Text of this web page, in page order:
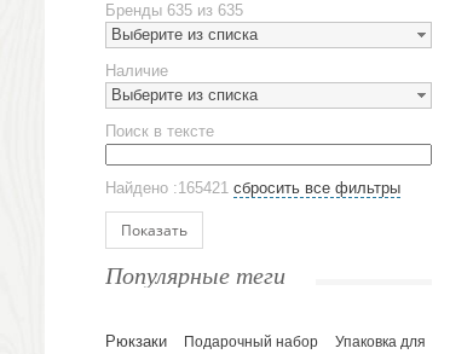
Наборы посуды
Предметы сервировки
Стаканы
Эко кружки
ЕВРОПОСУДА
Аксессуары
Ежедневники и блокноты
Датированные ежедневники
Планинги и телефонные книжки
Бренды 635 из 635
Выберите из списка
Наличие
Выберите из списка
Поиск в тексте
Найдено :165421 сбросить все фильтры
Показать
Популярные теги
Рюкзаки Подарочный набор
Упаковка для